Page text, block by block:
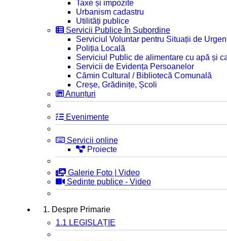
Taxe și impozite
Urbanism cadastru
Utilități publice
Servicii Publice în Subordine
Serviciul Voluntar pentru Situații de
Poliția Locală
Serviciul Public de alimentare cu apă și
Servicii de Evidența Persoanelor
Cămin Cultural / Bibliotecă Comunală
Creșe, Grădinițe, Școli
Anunțuri
Evenimente
Servicii online
Proiecte
Galerie Foto | Video
Sedinte publice - Video
1. Despre Primarie
1.1 LEGISLAȚIE